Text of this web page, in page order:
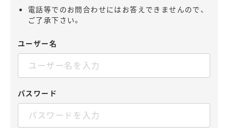
電話等でのお問合わせにはお答えできませんので、
ご了承下さい。
ユーザー名
パスワード